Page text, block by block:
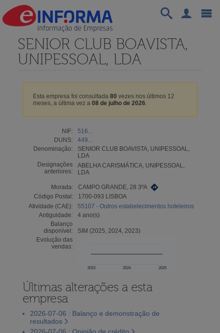
SENIOR CLUB BOAVISTA,
UNIPESSOAL, LDA
Esta empresa foi consultada 80 vezes nos últimos 12
meses, a última vez a 08 de julho de 2026.
NIF:
516...
DUNS:
449...
Denominação:
SENIOR CLUB BOAVISTA, UNIPESSOAL,
LDA
Designações
anteriores:
ABELHA CARISMÁTICA, UNIPESSOAL,
LDA
Morada:
CAMPO GRANDE, 28 3ºA
Código Postal:
1700-093 LISBOA
Atividade (CAE):
55107 - Outros estabelecimentos hoteleiros
Antiguidade:
4 ano(s)
Balanço
disponível:
SIM (2025, 2024, 2023)
Evolução das
vendas:
2023 2024 2025
Últimas alterações a esta
empresa
2026-07-06 : Balanço e demonstração de
resultados